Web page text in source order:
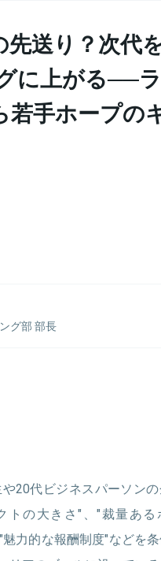
送り？次代
に上がる──
若手ホープの
2018年7月にXTechに入社、
表取締役に就任。2020年11
グ部 部長
トラテジックプランナーとし
業成長をサポートする。その
部長として各企業様の案件を
20代ビジネスパーソン
の大きさ"、"裁量ある
力的な報酬制度"などを